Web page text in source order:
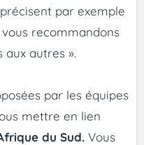
par exemple
recommandons
autres ».
par les équipes
mettre en lien
du Sud. Vous